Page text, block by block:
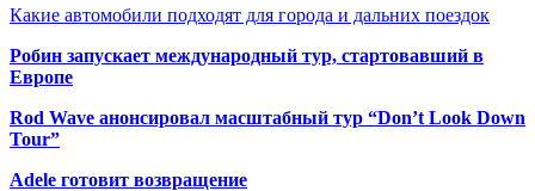
Какие автомобили подходят для города и дальних поездок
Робин запускает международный тур, стартовавший в
Европе
Rod Wave анонсировал масштабный тур “Don’t Look Down
Tour”
Adele готовит возвращение